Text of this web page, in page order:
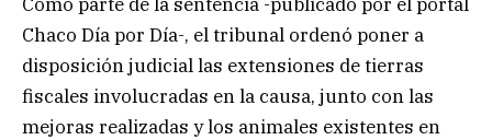
Chaco Día por Día-, el tribunal ordenó poner a
disposición judicial las extensiones de tierras
fiscales involucradas en la causa, junto con las
mejoras realizadas y los animales existentes en